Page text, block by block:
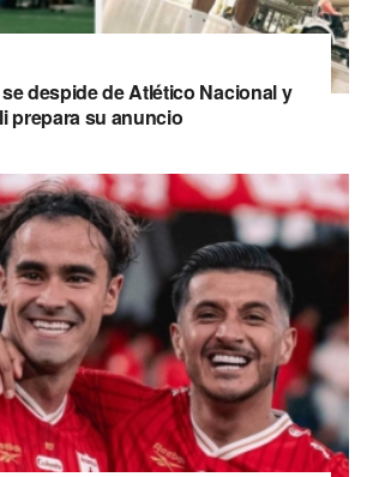
despide de Atlético Nacional y
prepara su anuncio